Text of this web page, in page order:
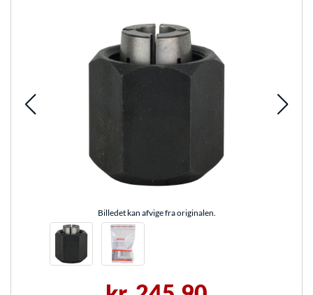
Billedet kan afvige fra originalen.